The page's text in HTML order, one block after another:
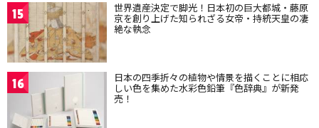
15 世界遺産決定で脚光！日本初の巨大都城・藤原
京を創り上げた知られざる女帝・持統天皇の凄
絶な執念
16 日本の四季折々の植物や情景を描くことに相応
しい色を集めた水彩色鉛筆『色辞典』が新発
売！